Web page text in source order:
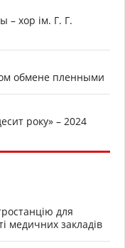
– хор ім. Г. Г.
обмене пленными
року» – 2024
для
медичних закладів